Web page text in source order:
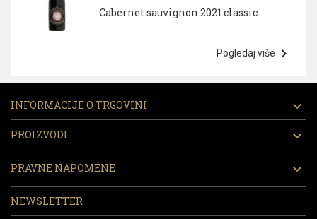
Cabernet sauvignon 2021 classic
Pogledaj više 
INFORMACIJE O TRGOVINI 
PROIZVODI 
PRAVNE NAPOMENE 
NEWSLETTER